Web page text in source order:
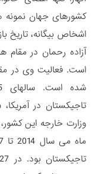
کشورهای جهان
اشخاص بیگانه، تاریخ
آزاده رحمان در مقام